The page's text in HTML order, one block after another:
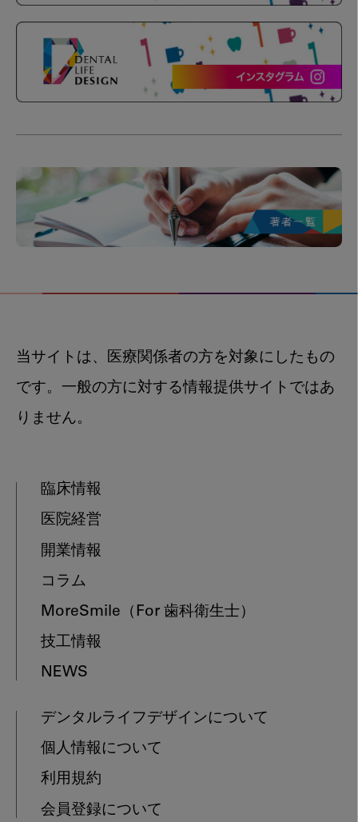
当サイトは、医療関係者の方を対象にしたもの
です。一般の方に対する情報提供サイトではあ
りません。
臨床情報
医院経営
開業情報
コラム
MoreSmile （For 歯科衛生士）
技工情報
NEWS
デンタルライフデザインについて
個人情報について
利用規約
会員登録について